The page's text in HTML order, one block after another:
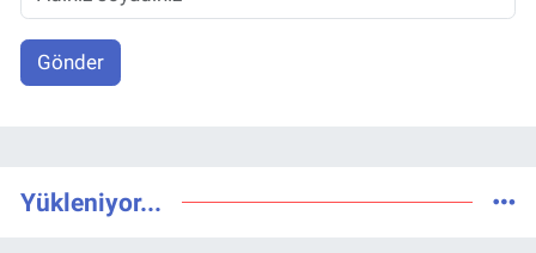
Gönder
Yükleniyor...